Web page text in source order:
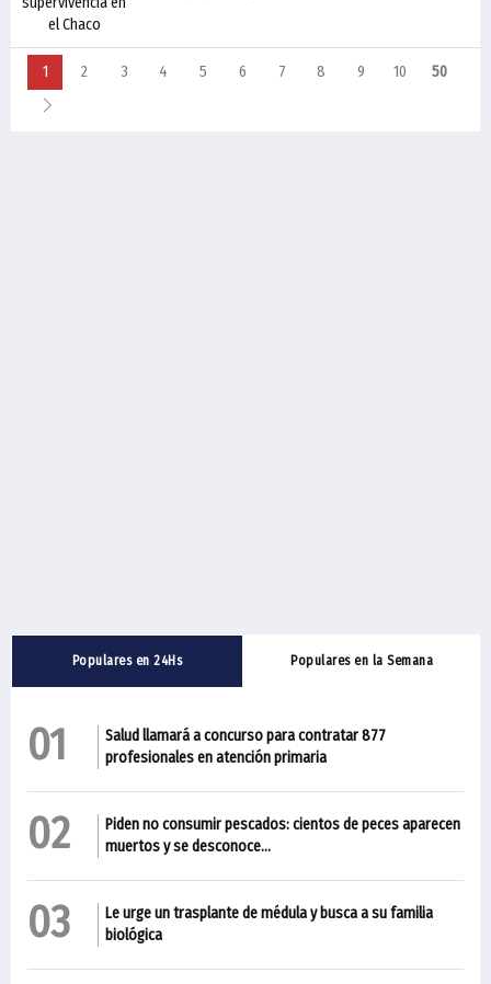
1 2 3 4 5 6 7 8 9 10 50
Populares en 24Hs Populares en la Semana
01
Salud llamará a concurso para contratar 877
profesionales en atención primaria
02
Piden no consumir pescados: cientos de peces aparecen
muertos y se desconoce...
03
Le urge un trasplante de médula y busca a su familia
biológica